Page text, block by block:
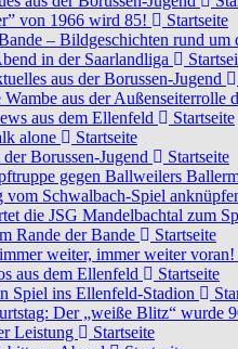
von 1966 wird 85!
Startseite
– Bildgeschichten rund um
in der Saarlandliga
aus der Borussen-Jugend
aus der Außenseiterrolle
aus dem Ellenfeld
Startseite
alone
Startseite
Borussen-Jugend
Startseite
gegen Ballweilers
vom Schwalbach-Spiel
die JSG Mandelbachtal zum
Rande der Bande
Startseite
weiter, immer weiter voran!
aus dem Ellenfeld
Startseite
Spiel ins Ellenfeld-Stadion
Der „weiße Blitz“ wurde
Leistung
Startseite